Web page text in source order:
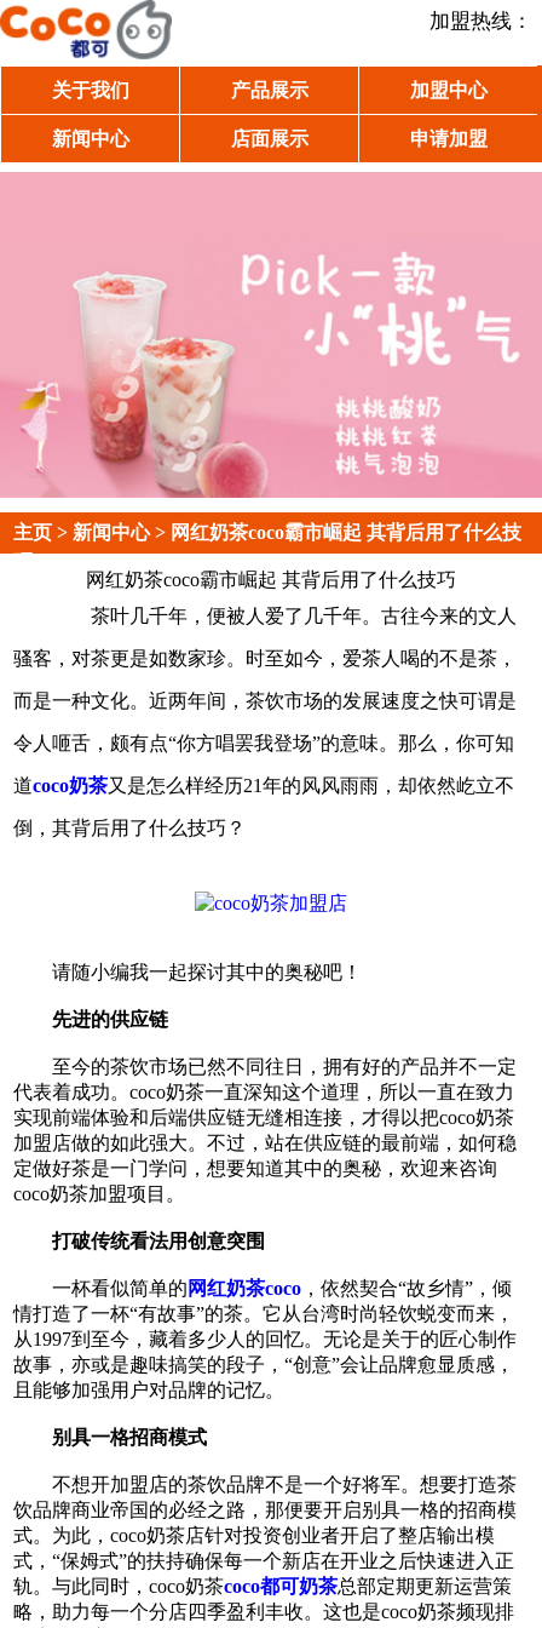
加盟热线：
关于我们 产品展示 加盟中心
新闻中心 店面展示 申请加盟
主页 > 新闻中心> 网红奶茶coco霸市崛起 其背后用了什么技
网红奶茶coco霸市崛起 其背后用了什么技巧
茶叶几千年，便被人爱了几千年。古往今来的文人
骚客，对茶更是如数家珍。时至如今，爱茶人喝的不是茶，
而是一种文化。近两年间，茶饮市场的发展速度之快可谓是
令人咂舌，颇有点“你方唱罢我登场”的意味。那么，你可知
道coco奶茶又是怎么样经历21年的风风雨雨，却依然屹立不
倒，其背后用了什么技巧？
请随小编我一起探讨其中的奥秘吧！
先进的供应链
至今的茶饮市场已然不同往日，拥有好的产品并不一定
代表着成功。coco奶茶一直深知这个道理，所以一直在致力
实现前端体验和后端供应链无缝相连接，才得以把coco奶茶
加盟店做的如此强大。不过，站在供应链的最前端，如何稳
定做好茶是一门学问，想要知道其中的奥秘，欢迎来咨询
coco奶茶加盟项目。
打破传统看法用创意突围
一杯看似简单的 网红奶茶coco ，依然契合“故乡情”，倾
情打造了一杯“有故事”的茶。它从台湾时尚轻饮蜕变而来，
从1997到至今，藏着多少人的回忆。无论是关于的匠心制作
故事，亦或是趣味搞笑的段子，“创意”会让品牌愈显质感，
且能够加强用户对品牌的记忆。
别具一格招商模式
不想开加盟店的茶饮品牌不是一个好将军。想要打造茶
饮品牌商业帝国的必经之路，那便要开启别具一格的招商模
式。为此，coco奶茶店针对投资创业者开启了整店输出模
式，“保姆式”的扶持确保每一个新店在开业之后快速进入正
轨。与此同时，coco奶茶coco都可奶茶总部定期更新运营策
略，助力每一个分店四季盈利丰收。这也是coco奶茶频现排